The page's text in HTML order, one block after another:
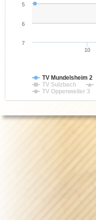
TV Mundelsheim 2
TV Sulzbach
TV Oppenweiler 3
10
5
6
7